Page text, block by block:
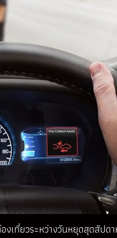
งเที่ยวระหว่างวันหยุดสุดสัป